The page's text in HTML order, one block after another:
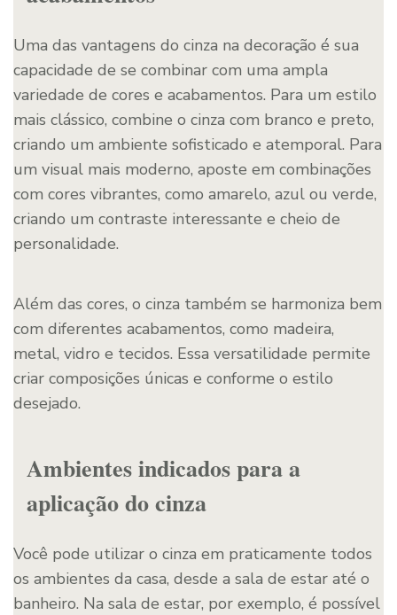
Uma das vantagens do cinza na decoração é sua
capacidade de se combinar com uma ampla
variedade de cores e acabamentos. Para um estilo
mais clássico, combine o cinza com branco e preto,
criando um ambiente sofisticado e atemporal. Para
um visual mais moderno, aposte em combinações
com cores vibrantes, como amarelo, azul ou verde,
criando um contraste interessante e cheio de
personalidade.
Além das cores, o cinza também se harmoniza bem
com diferentes acabamentos, como madeira,
metal, vidro e tecidos. Essa versatilidade permite
criar composições únicas e conforme o estilo
desejado.
Ambientes indicados para a
aplicação do cinza
Você pode utilizar o cinza em praticamente todos
os ambientes da casa, desde a sala de estar até o
banheiro. Na sala de estar, por exemplo, é possível